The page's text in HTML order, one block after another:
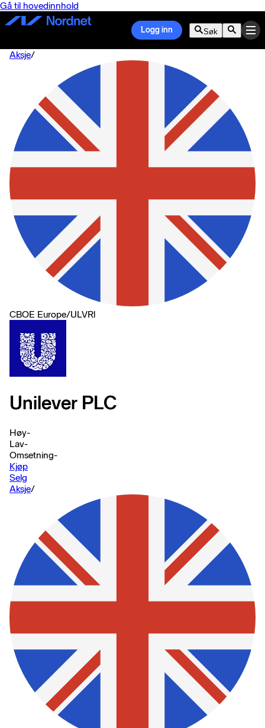
Gå til hovedinnhold
Logg inn Søk
Aksje/
CBOE Europe/ULVRl
Unilever PLC
Høy-
Lav-
Omsetning-
Kjøp
Selg
Aksje/